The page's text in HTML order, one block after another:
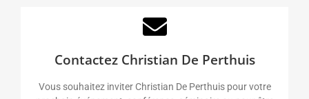
Contactez Christian De Perthuis
Vous souhaitez inviter Christian De Perthuis pour votre